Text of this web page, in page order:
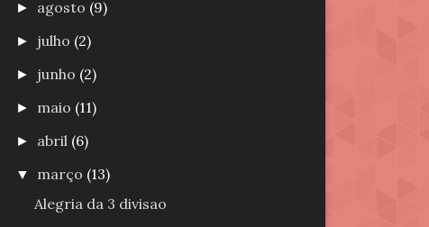
► agosto (9)
► julho (2)
► junho (2)
► maio (11)
► abril (6)
▼ março (13)
Alegria da 3 divisao